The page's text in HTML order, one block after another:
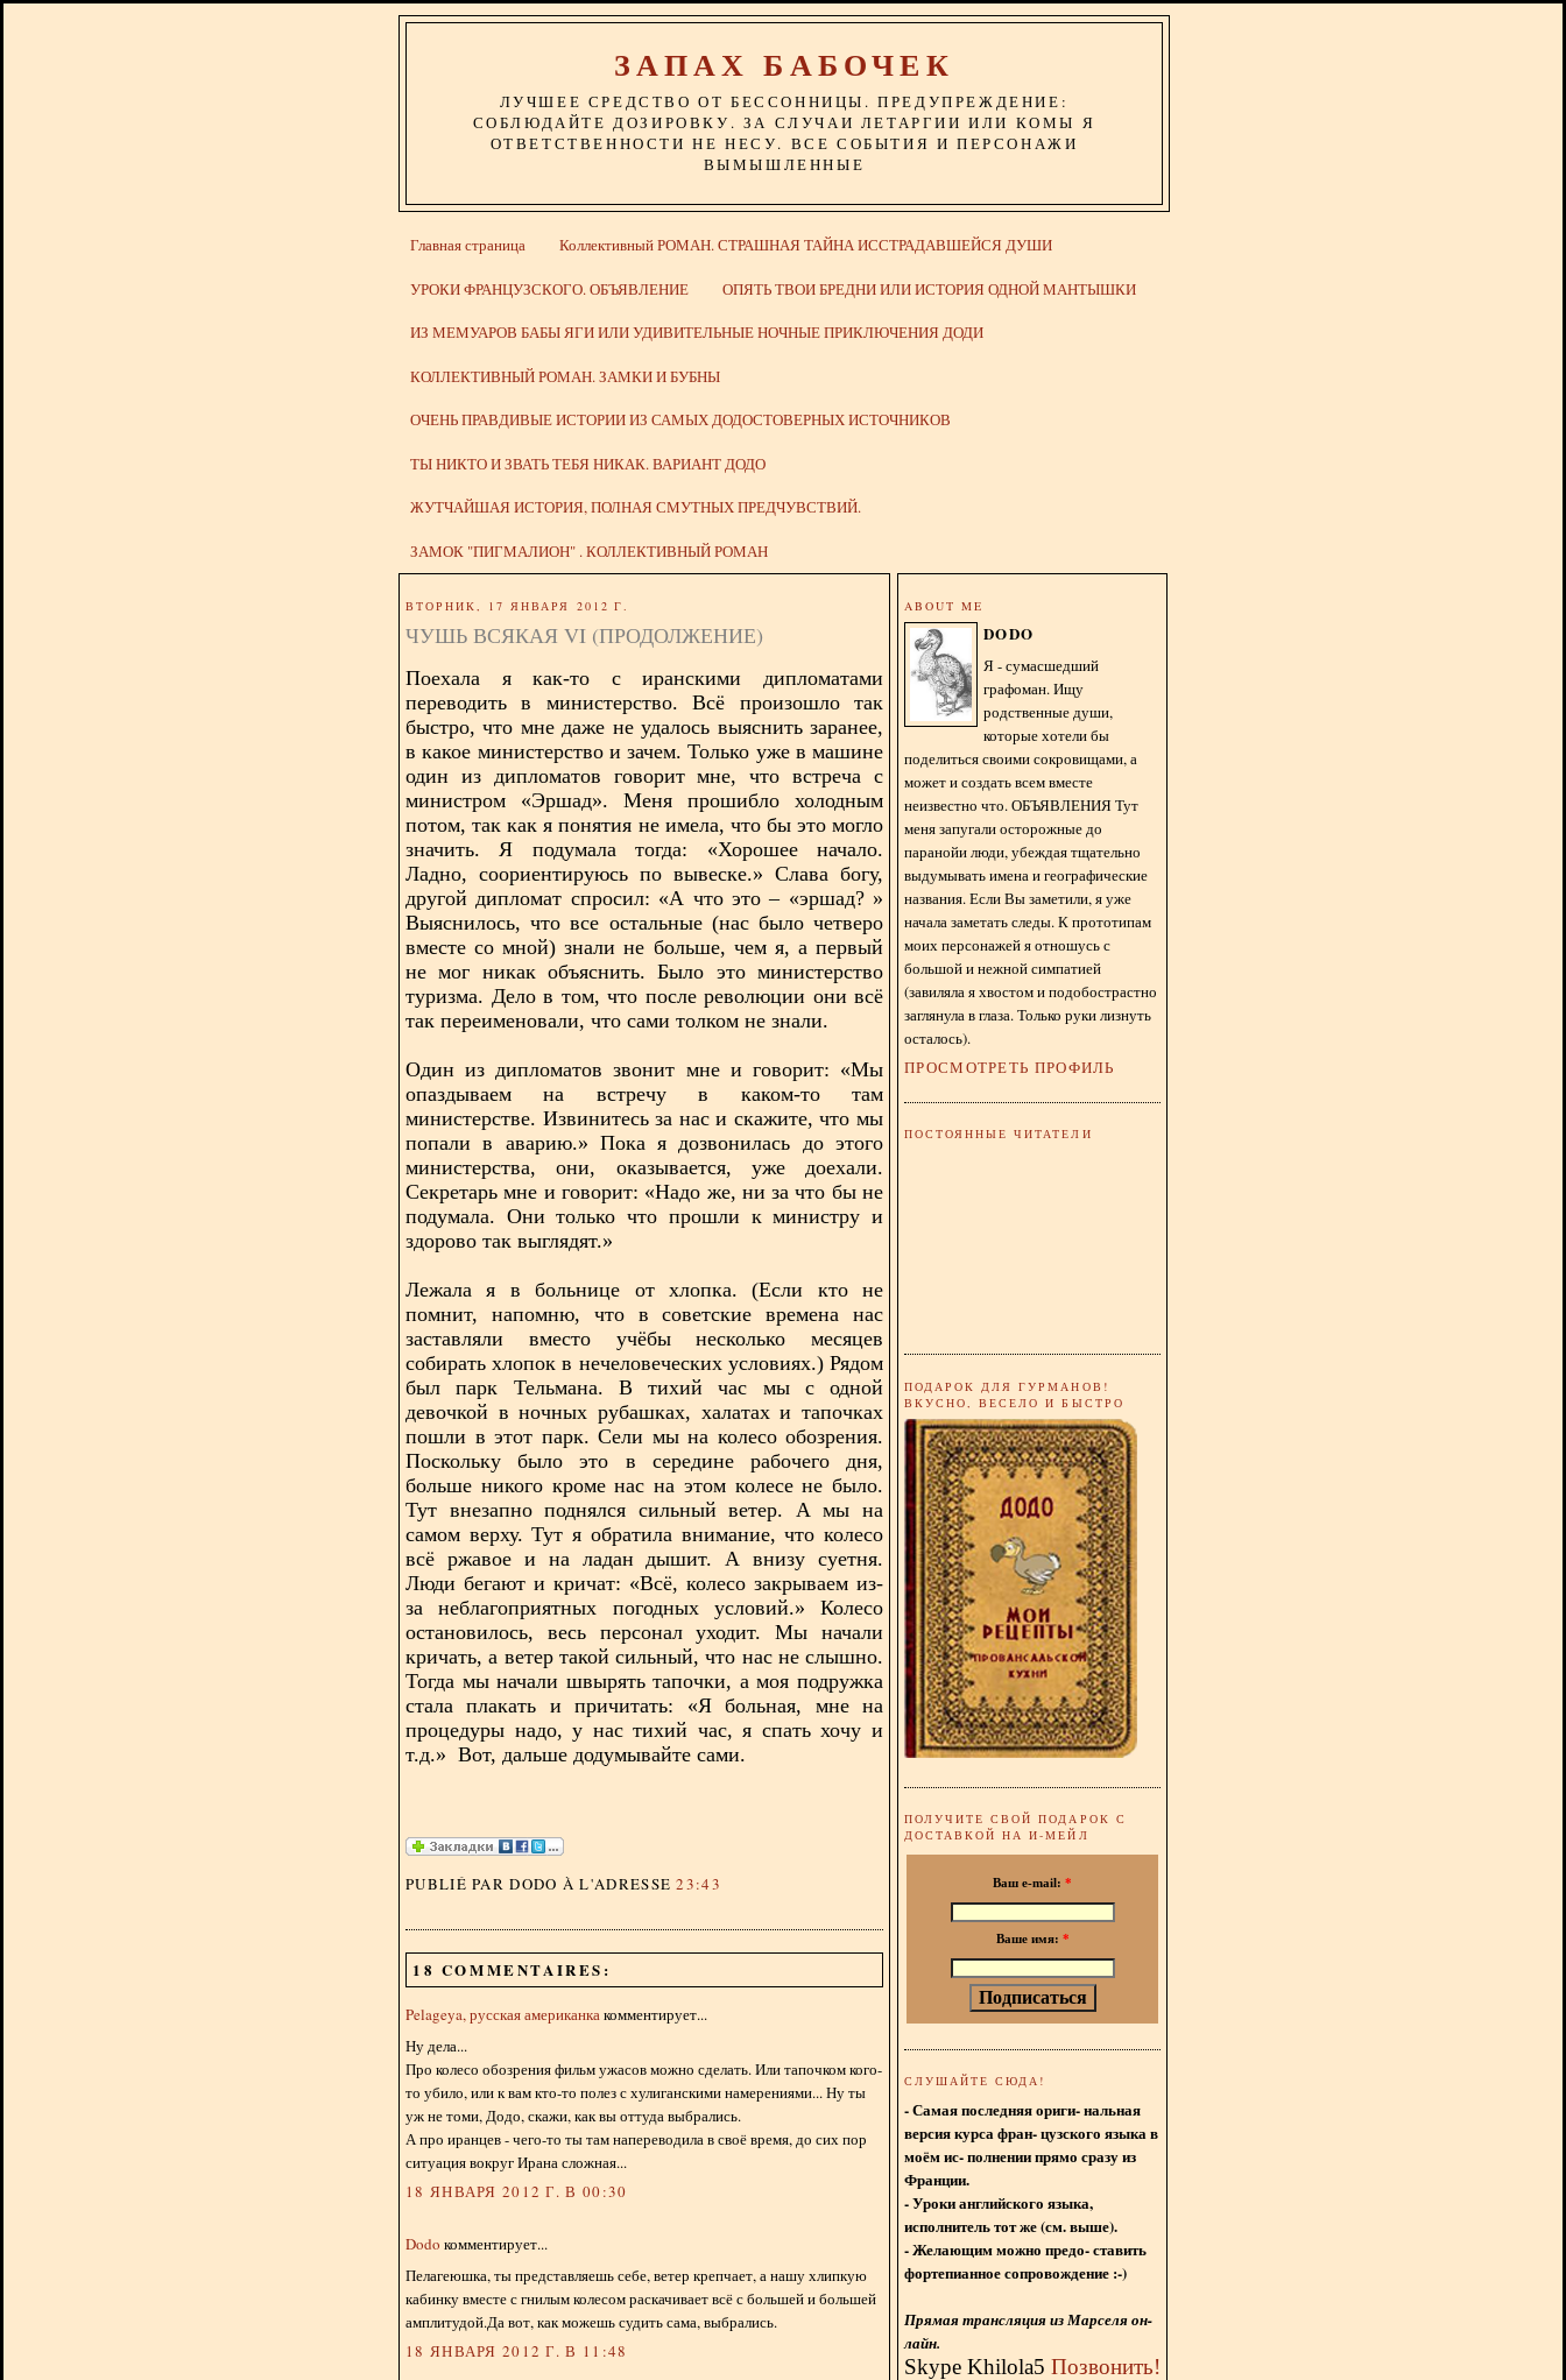
ЗАПАХ БАБОЧЕК
ЛУЧШЕЕ СРЕДСТВО ОТ БЕССОННИЦЫ. ПРЕДУПРЕЖДЕНИЕ:
СОБЛЮДАЙТЕ ДОЗИРОВКУ. ЗА СЛУЧАИ ЛЕТАРГИИ ИЛИ КОМЫ Я
ОТВЕТСТВЕННОСТИ НЕ НЕСУ. ВСЕ СОБЫТИЯ И ПЕРСОНАЖИ
ВЫМЫШЛЕННЫЕ
Главная страница Коллективный РОМАН. СТРАШНАЯ ТАЙНА ИССТРАДАВШЕЙСЯ ДУШИ
УРОКИ ФРАНЦУЗСКОГО. ОБЪЯВЛЕНИЕ ОПЯТЬ ТВОИ БРЕДНИ ИЛИ ИСТОРИЯ ОДНОЙ МАНТЫШКИ
ИЗ МЕМУАРОВ БАБЫ ЯГИ ИЛИ УДИВИТЕЛЬНЫЕ НОЧНЫЕ ПРИКЛЮЧЕНИЯ ДОДИ
КОЛЛЕКТИВНЫЙ РОМАН. ЗАМКИ И БУБНЫ
ОЧЕНЬ ПРАВДИВЫЕ ИСТОРИИ ИЗ САМЫХ ДОДОСТОВЕРНЫХ ИСТОЧНИКОВ
ТЫ НИКТО И ЗВАТЬ ТЕБЯ НИКАК. ВАРИАНТ ДОДО
ЖУТЧАЙШАЯ ИСТОРИЯ, ПОЛНАЯ СМУТНЫХ ПРЕДЧУВСТВИЙ.
ЗАМОК "ПИГМАЛИОН" . КОЛЛЕКТИВНЫЙ РОМАН
ВТОРНИК, 17 ЯНВАРЯ 2012 Г.
ЧУШЬ ВСЯКАЯ VI (ПРОДОЛЖЕНИЕ)
Поехала я как-то с иранскими дипломатами
переводить в министерство. Всё произошло так
быстро, что мне даже не удалось выяснить заранее,
в какое министерство и зачем. Только уже в машине
один из дипломатов говорит мне, что встреча с
министром «Эршад». Меня прошибло холодным
потом, так как я понятия не имела, что бы это могло
значить. Я подумала тогда: «Хорошее начало.
Ладно, соориентируюсь по вывеске.» Слава богу,
другой дипломат спросил: «А что это – «эршад? »
Выяснилось, что все остальные (нас было четверо
вместе со мной) знали не больше, чем я, а первый
не мог никак объяснить. Было это министерство
туризма. Дело в том, что после революции они всё
так переименовали, что сами толком не знали.
Один из дипломатов звонит мне и говорит: «Мы
опаздываем на встречу в каком-то там
министерстве. Извинитесь за нас и скажите, что мы
попали в аварию.» Пока я дозвонилась до этого
министерства, они, оказывается, уже доехали.
Секретарь мне и говорит: «Надо же, ни за что бы не
подумала. Они только что прошли к министру и
здорово так выглядят.»
Лежала я в больнице от хлопка. (Если кто не
помнит, напомню, что в советские времена нас
заставляли вместо учёбы несколько месяцев
собирать хлопок в нечеловеческих условиях.) Рядом
был парк Тельмана. В тихий час мы с одной
девочкой в ночных рубашках, халатах и тапочках
пошли в этот парк. Сели мы на колесо обозрения.
Поскольку было это в середине рабочего дня,
больше никого кроме нас на этом колесе не было.
Тут внезапно поднялся сильный ветер. А мы на
самом верху. Тут я обратила внимание, что колесо
всё ржавое и на ладан дышит. А внизу суетня.
Люди бегают и кричат: «Всё, колесо закрываем из-
за неблагоприятных погодных условий.» Колесо
остановилось, весь персонал уходит. Мы начали
кричать, а ветер такой сильный, что нас не слышно.
Тогда мы начали швырять тапочки, а моя подружка
стала плакать и причитать: «Я больная, мне на
процедуры надо, у нас тихий час, я спать хочу и
т.д.» Вот, дальше додумывайте сами.
PUBLIÉ PAR DODO À L'ADRESSE23:43
18 COMMENTAIRES:
Pelageya, русская американкакомментирует...
Ну дела...
Про колесо обозрения фильм ужасов можно сделать. Или тапочком кого-
то убило, или к вам кто-то полез с хулиганскими намерениями... Ну ты
уж не томи, Додо, скажи, как вы оттуда выбрались.
А про иранцев - чего-то ты там напереводила в своё время, до сих пор
ситуация вокруг Ирана сложная...
18 ЯНВАРЯ 2012 Г. В 00:30
Dodo комментирует...
Пелагеюшка, ты представляешь себе, ветер крепчает, а нашу хлипкую
кабинку вместе с гнилым колесом раскачивает всё с большей и большей
амплитудой.Да вот, как можешь судить сама, выбрались.
18 ЯНВАРЯ 2012 Г. В 11:48
ABOUT ME
DODO
Я - сумасшедший
графоман. Ищу
родственные души,
которые хотели бы
поделиться своими сокровищами, а
может и создать всем вместе
неизвестно что. ОБЪЯВЛЕНИЯ Тут
меня запугали осторожные до
паранойи люди, убеждая тщательно
выдумывать имена и географические
названия. Если Вы заметили, я уже
начала заметать следы. К прототипам
моих персонажей я отношусь с
большой и нежной симпатией
(завиляла я хвостом и подобострастно
заглянула в глаза. Только руки лизнуть
осталось).
ПРОСМОТРЕТЬ ПРОФИЛЬ
ПОСТОЯННЫЕ ЧИТАТЕЛИ
ПОДАРОК ДЛЯ ГУРМАНОВ!
ВКУСНО, ВЕСЕЛО И БЫСТРО
ПОЛУЧИТЕ СВОЙ ПОДАРОК С
ДОСТАВКОЙ НА И-МЕЙЛ
Ваш e-mail: *
Ваше имя: *
СЛУШАЙТЕ СЮДА!
- Самая последняя ориги- нальная
версия курса фран- цузского языка в
моём ис- полнении прямо сразу из
Франции.
- Уроки английского языка,
исполнитель тот же (см. выше).
- Желающим можно предо- ставить
фортепианное сопровождение :-)
Прямая трансляция из Марселя он-
лайн.
Skype Khilola5 Позвонить!